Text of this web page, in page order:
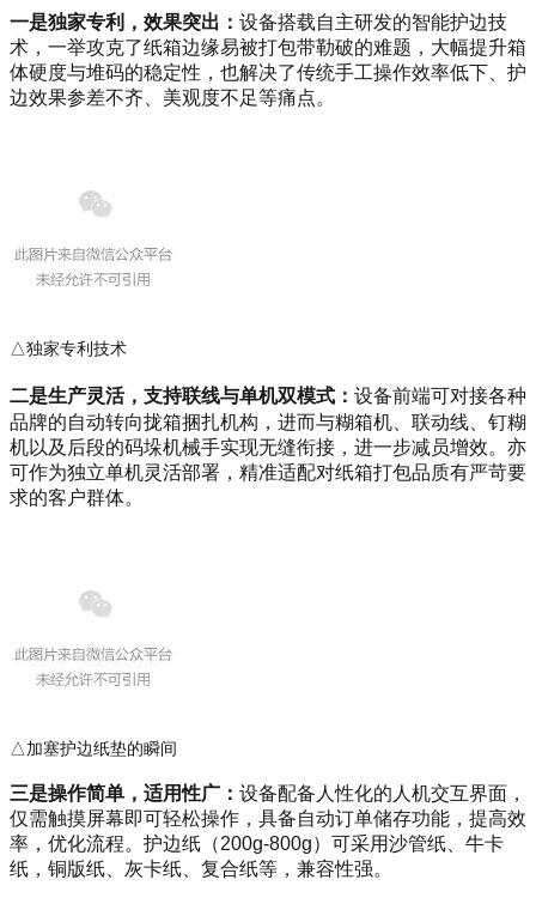
一是独家专利，效果突出： 设备搭载自主研发的智能护边技
术，一举攻克了纸箱边缘易被打包带勒破的难题，大幅提升箱
体硬度与堆码的稳定性，也解决了传统手工操作效率低下、护
边效果参差不齐、美观度不足等痛点。
△独家专利技术
二是生产灵活， 支持联线与单机双模式 ： 设备前端可对接各种
品牌的自动转向拢箱捆扎机构，进而与糊箱机 、联动线、钉糊
机以及后段的码垛机械手实现无缝衔接，进一步减员增效。亦
可作为独立单机灵活部署，精准适配对纸箱打包品质有严苛要
求的客户群体。
△加塞护边纸垫的瞬间
三是操作简单，适用性广： 设备配备人性化的人机交互界面，
仅需触摸屏幕即可轻松操作，具备自动订单储存功能，提高效
率，优化流程。护边纸（200g-800g）可采用沙管纸、牛卡
纸，铜版纸、灰卡纸、复合纸等，兼容性强。